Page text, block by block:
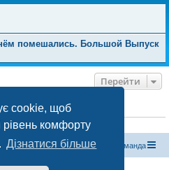
cookie, щоб
рівень комфорту
Дізнатися більше
помешались. Большой Выпуск
Перейти
[бот ШІ]і 1 гість
форум «Рюкзак» Команда